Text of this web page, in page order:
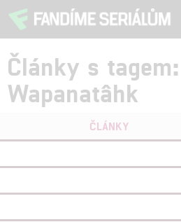
Články s
Wapanatâhk
ČLÁNKY